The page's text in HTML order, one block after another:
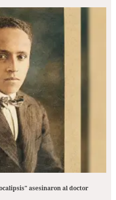
asesinaron al doctor